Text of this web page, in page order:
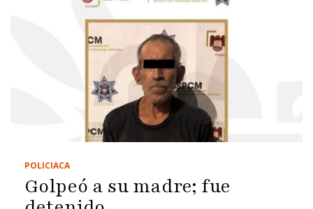
POLICIACA
Golpeó a su madre; fue